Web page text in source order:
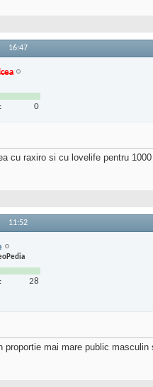
16:47
0
cu raxiro si cu lovelife pentru
11:52
28
proportie mai mare public masculin